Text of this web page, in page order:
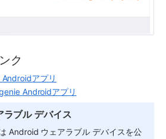
ク
アプリ
Androidアプリ
ブル デバイス
Android ウェアラブル デバイスを公